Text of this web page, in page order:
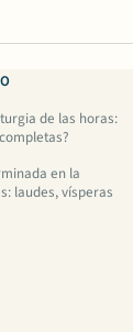
de las horas:
en la
laudes, vísperas